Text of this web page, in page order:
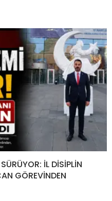
İL DİSİPLİN
GÖREVİNDEN